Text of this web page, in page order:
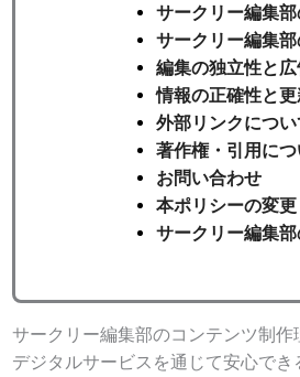
サークリー編集
サークリー編集
編集の独立性と
情報の正確性と
外部リンクについ
著作権・引用につ
お問い合わせ
本ポリシーの変更
サークリー編集
サークリー編集部のコンテンツ制作
デジタルサービスを通じて安心でき